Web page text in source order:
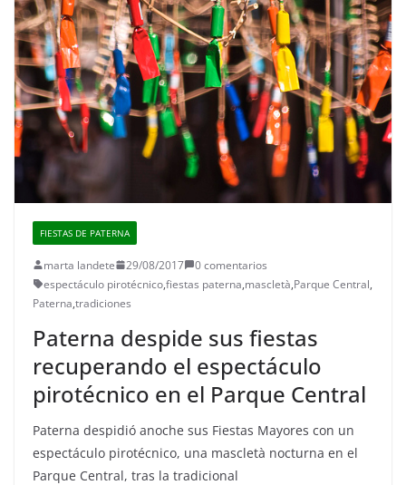
FIESTAS DE PATERNA
marta landete 29/08/2017
0 comentarios
espectáculo pirotécnico,fiestas paterna,mascletà,Parque Central,
Paterna,tradiciones
Paterna despide sus fiestas
recuperando el espectáculo
pirotécnico en el Parque Central
Paterna despidió anoche sus Fiestas Mayores con un
espectáculo pirotécnico, una mascletà nocturna en el
Parque Central, tras la tradicional